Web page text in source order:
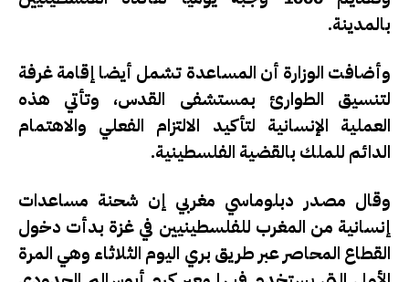
بالمدينة.
وأضافت الوزارة أن المساعدة تشمل أيضا إقامة غرفة
لتنسيق الطوارئ بمستشفى القدس، وتأتي هذه
العملية الإنسانية لتأكيد الالتزام الفعلي والاهتمام
الدائم للملك بالقضية الفلسطينية.
وقال مصدر دبلوماسي مغربي إن شحنة مساعدات
إنسانية من المغرب للفلسطينيين في غزة بدأت دخول
القطاع المحاصر عبر طريق بري اليوم الثلاثاء وهي المرة